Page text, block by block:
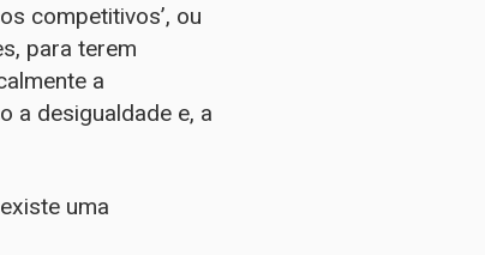
competitivos’, ou
para terem
a
a desigualdade e, a
uma